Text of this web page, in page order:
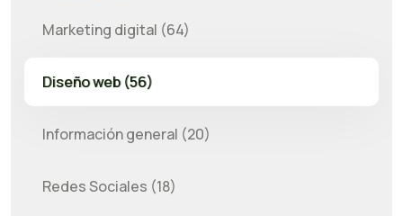
Marketing digital (64)
Diseño web (56)
Información general (20)
Redes Sociales (18)